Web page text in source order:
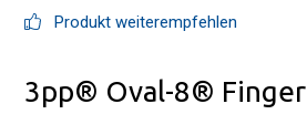
Produkt weiterempfehlen
3pp® Oval-8® Finger